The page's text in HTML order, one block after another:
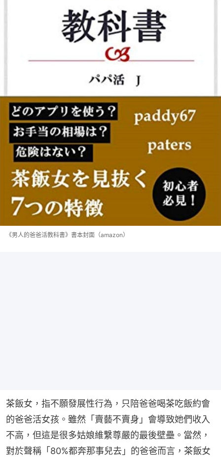
《男人的爸爸活教科書》書本封面（amazon）
茶飯女，指不願發展性行為，只陪爸爸喝茶吃飯約會
的爸爸活女孩。雖然「賣藝不賣身」會導致她們收入
不高，但這是很多姑娘維繫尊嚴的最後壁壘。當然，
對於聲稱「80%都奔那事兒去」的爸爸而言，茶飯女